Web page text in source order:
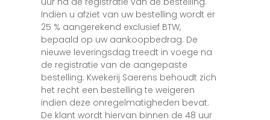
Indien u afziet van uw bestelling wordt er
25 % aangerekend exclusief BTW,
bepaald op uw aankoopbedrag. De
nieuwe leveringsdag treedt in voege na
de registratie van de aangepaste
bestelling. Kwekerij Saerens behoudt zich
het recht een bestelling te weigeren
indien deze onregelmatigheden bevat.
De klant wordt hiervan binnen de 48 uur